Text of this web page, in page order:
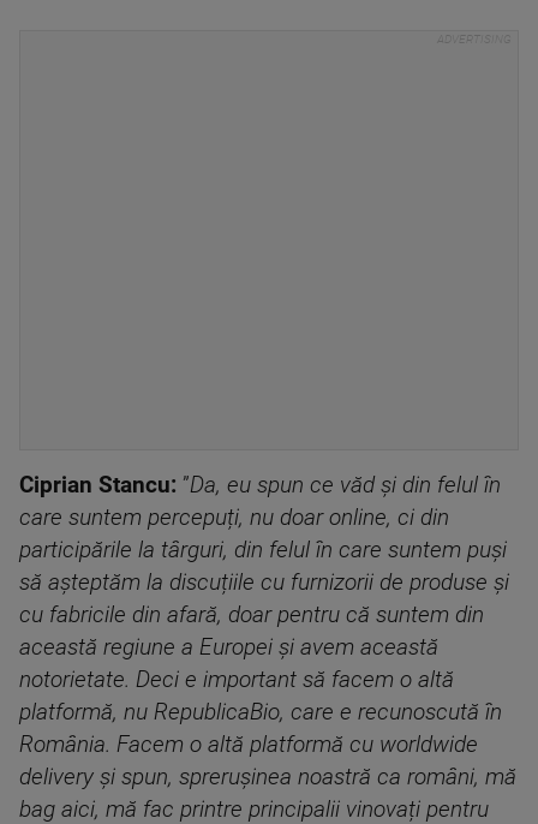
Ciprian Stancu: ”Da, eu spun ce văd și din felul în
care suntem percepuți, nu doar online, ci din
participările la târguri, din felul în care suntem puși
să așteptăm la discuțiile cu furnizorii de produse și
cu fabricile din afară, doar pentru că suntem din
această regiune a Europei și avem această
notorietate. Deci e important să facem o altă
platformă, nu RepublicaBio, care e recunoscută în
România. Facem o altă platformă cu worldwide
delivery și spun, sprerușinea noastră ca români, mă
bag aici, mă fac printre principalii vinovați pentru